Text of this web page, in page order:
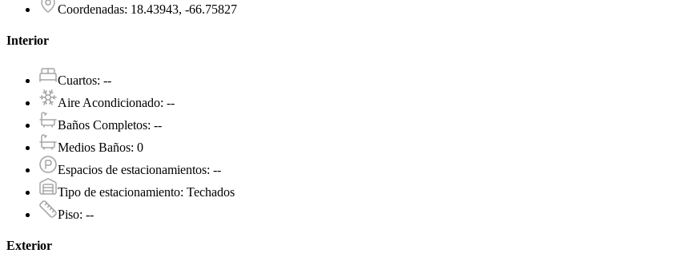
Coordenadas: 18.43943, -66.75827
Interior
Cuartos: --
Aire Acondicionado: --
Baños Completos: --
Medios Baños: 0
Espacios de estacionamientos: --
Tipo de estacionamiento: Techados
Piso: --
Exterior